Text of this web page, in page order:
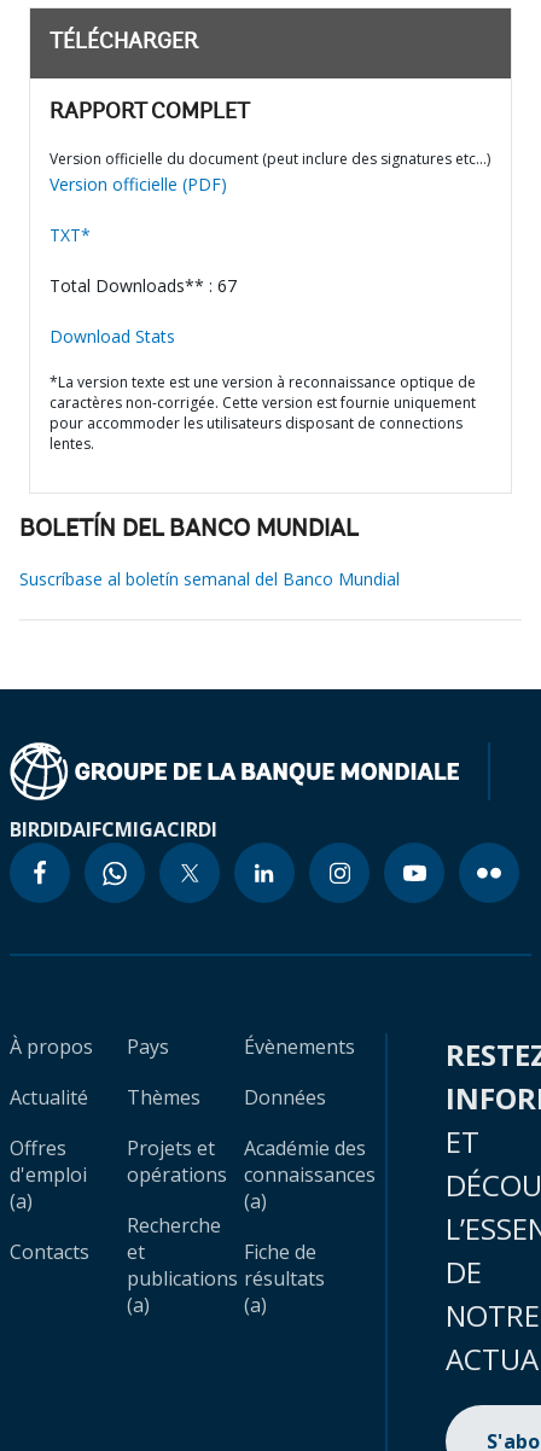
TÉLÉCHARGER
RAPPORT COMPLET
Version officielle du document (peut inclure des signatures etc…)
Version officielle (PDF)
TXT*
Total Downloads** : 67
Download Stats
*La version texte est une version à reconnaissance optique de
caractères non-corrigée. Cette version est fournie uniquement
pour accommoder les utilisateurs disposant de connections
lentes.
BOLETÍN DEL BANCO MUNDIAL
Suscríbase al boletín semanal del Banco Mundial
BIRDIDAIFCMIGACIRDI
À propos
Actualité
Offres
d'emploi
(a)
Contacts
Pays
Thèmes
Projets et
opérations
Recherche
et
publications
(a)
Évènements
Données
Académie des
connaissances
(a)
Fiche de
résultats
(a)
ET
DE
NOTRE